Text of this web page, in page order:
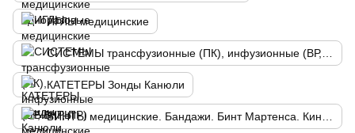
ИГЛЫ медицинские
КАТЕТЕРЫ Зонды Канюли